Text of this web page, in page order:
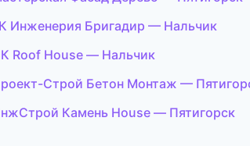
Инженерия Бригадир — Нальчик
Roof House — Нальчик
Строй Бетон Монтаж —
Камень House — Пятигорск